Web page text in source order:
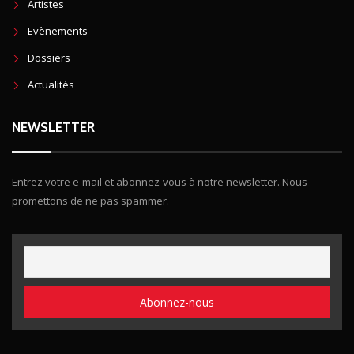
Artistes
Evènements
Dossiers
Actualités
NEWSLETTER
Entrez votre e-mail et abonnez-vous à notre newsletter. Nous
promettons de ne pas spammer.